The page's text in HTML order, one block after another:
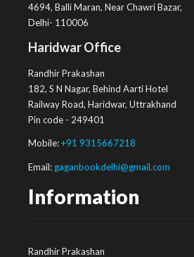
4694, Balli Maran, Near Chawri Bazar,
Delhi- 110006
Haridwar Office
Randhir Prakashan
182, S N Nagar, Behind Aarti Hotel
Railway Road, Haridwar, Uttrakhand
Pin code - 249401
Mobile:+91 9315667218
Email: gaganbookdelhi@gmail.com
Information
Randhir Prakashan